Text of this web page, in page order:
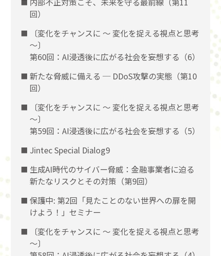
回）
〔変化をチャンスに 〜 変化を捉える視点と思考
〜〕
第60回：AI浸透後に広がる社会を妄想する（6）
新たな脅威に備える ─ DDoS攻撃の実態（第10
回）
〔変化をチャンスに 〜 変化を捉える視点と思考
〜〕
第59回：AI浸透後に広がる社会を妄想する（5）
Jintec Special Dialog9
生成AI時代のサイバー脅威：金融事業者に迫る
新たなリスクとその対策（第9回）
保護中: 第2回「見たことのない世界への扉を開
けよう！」セミナー
〔変化をチャンスに 〜 変化を捉える視点と思考
〜〕